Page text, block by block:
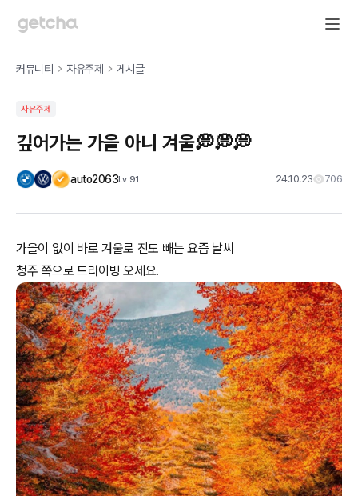
커뮤니티 자유주제 게시글
자유주제
깊어가는 가을 아니 겨울💭💭💭
auto2063Lv 91 24.10.23 706
가을이 없이 바로 겨울로 진도 빼는 요즘 날씨
청주 쪽으로 드라이빙 오세요.